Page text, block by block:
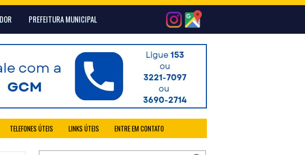
PREFEITURA MUNICIPAL
TELEFONES ÚTEIS LINKS ÚTEIS ENTRE EM CONTATO